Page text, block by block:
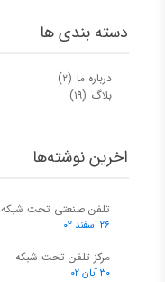
دسته بندی ها
درباره ما (۲)
بلاگ (۱۹)
تلفن صنعتی تحت شبکه
۲۶ اسفند ۰۲
مرکز تلفن تحت شبکه
۳۰ آبان ۰۲
اخرین نوشته‌ها